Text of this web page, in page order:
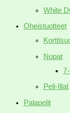
White
Oheistuotteet
Nopat
Peli-Illat
Palapelit